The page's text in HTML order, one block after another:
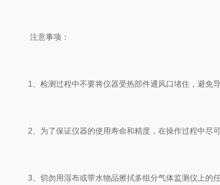
注意事项：
1、检测过程中不要将仪器受热部件通风口堵住，避免
2、为了保证仪器的使用寿命和精度，在操作过程中尽
3、切勿用湿布或带水物品擦拭多组分气体监测仪上的